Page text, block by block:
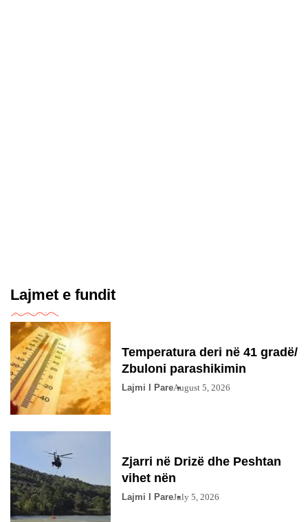
Lajmet e fundit
Temperatura deri në 41 gradë/
Zbuloni parashikimin
Lajmi I PareAugust 5, 2026
Zjarri në Drizë dhe Peshtan
vihet nën
Lajmi I PareJuly 5, 2026